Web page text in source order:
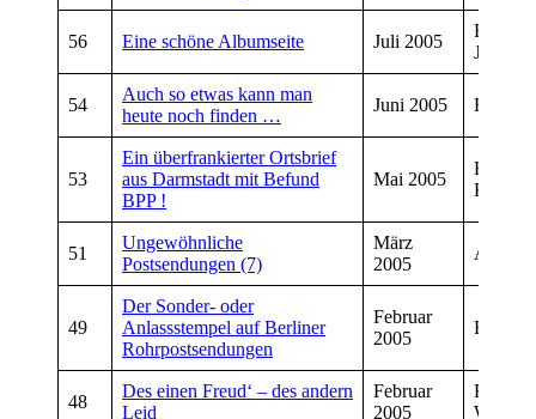
56 Eine schöne Albumseite Juli 2005
Jung
54
Auch so etwas kann man
heute noch finden …
Juni 2005 Franz
53
Ein überfrankierter Ortsbrief
aus Darmstadt mit Befund
BPP !
Mai 2005
Helmut
Kreuder
51
Ungewöhnliche
Postsendungen (7)
März
2005
Axel
49
Der Sonder- oder
Anlassstempel auf Berliner
Rohrpostsendungen
Februar
2005
Rainer
48
Des einen Freud‘ – des andern
Leid
Februar
2005